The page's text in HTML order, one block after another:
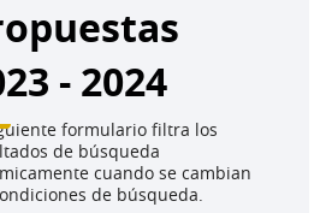
- 2024
formulario filtra los
de búsqueda
cuando se cambian
de búsqueda.